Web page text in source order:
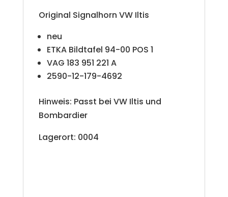
Original Signalhorn VW Iltis
neu
ETKA Bildtafel 94-00 POS 1
VAG 183 951 221 A
2590-12-179-4692
Hinweis: Passt bei VW Iltis und
Bombardier
Lagerort: 0004